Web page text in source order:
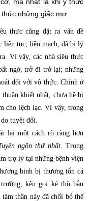
những giấc mơ.
thực cũng đặt ra vấn đề
liên tục, liền mạch, đã bị lý
Vì vậy, các nhà siêu thực
ngờ, trở đi trở lại; những
đối với vô thức. Chính ở
khiết nhất, chưa hề bị
cho lệch lạc. Vì vậy, trong
tuyệt đối.
lại một cách rõ ràng hơn
ngôn thứ nhất. Trong
trợ lý tại những bệnh viện
binh bị thương tổn cả
kêu gọi kẻ thù bắn
thần này đã chối bỏ thế